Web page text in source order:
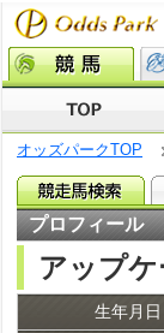
オッズパークTOP
プロフィール
アップ
生年月日